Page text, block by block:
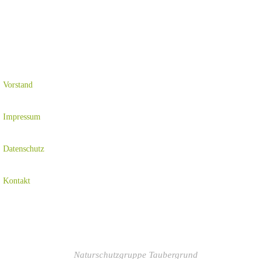
Vorstand
Impressum
Datenschutz
Kontakt
Naturschutzgruppe Taubergrund